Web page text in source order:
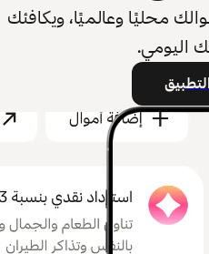
محليًا وعالميًا، ويكافئك
اليومي.